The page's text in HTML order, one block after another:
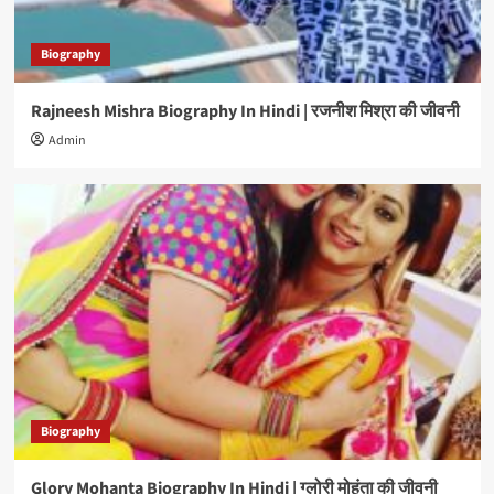
Biography
Rajneesh Mishra Biography In Hindi | रजनीश मिश्रा की जीवनी
Admin
Biography
Glory Mohanta Biography In Hindi | ग्लोरी मोहंता की जीवनी